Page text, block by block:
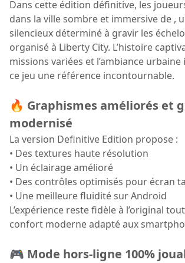
Dans cette édition définitive, les
dans la ville sombre et immersive de ,
silencieux déterminé à gravir les
organisé à Liberty City. L’histoire
missions variées et l’ambiance
ce jeu une référence incontournable.
🔥 Graphismes améliorés et
modernisé
La version Definitive Edition propose :
• Des textures haute résolution
• Un éclairage amélioré
• Des contrôles optimisés pour écran
• Une meilleure fluidité sur Android
L’expérience reste fidèle à l’original
confort moderne adapté aux
🎮 Mode hors-ligne 100%